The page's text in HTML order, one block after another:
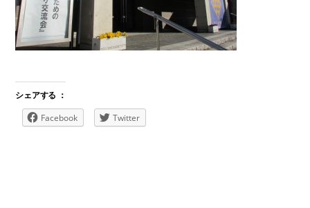
シェアする ：
Facebook
Twitter